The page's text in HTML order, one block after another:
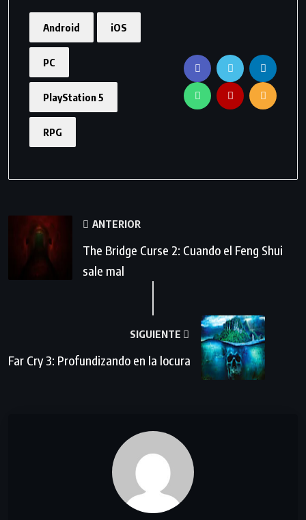
Android iOS
PC
PlayStation 5
RPG
ANTERIOR
The Bridge Curse 2: Cuando el Feng Shui
sale mal
SIGUIENTE
Far Cry 3: Profundizando en la locura